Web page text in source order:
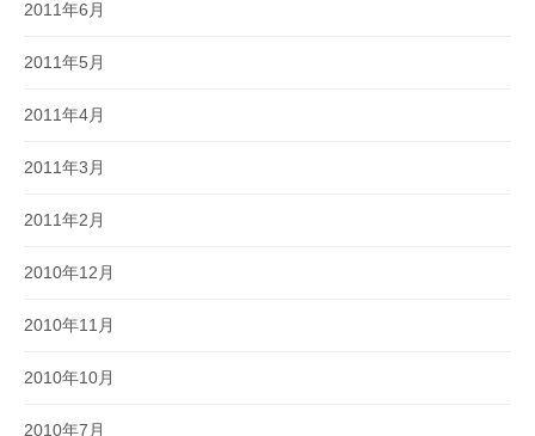
2011年6月
2011年5月
2011年4月
2011年3月
2011年2月
2010年12月
2010年11月
2010年10月
2010年7月